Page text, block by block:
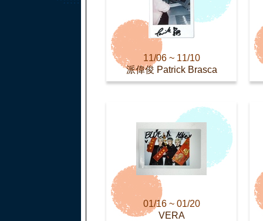
11/06 ~ 11/10
派偉俊 Patrick Brasca
01/16 ~ 01/20
VERA